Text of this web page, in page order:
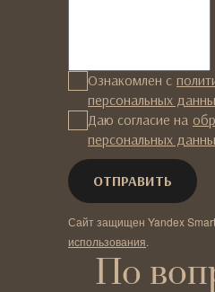
Ознакомлен с
персональных
Даю согласие на
персональных
Сайт защищен Yandex
использования.
По